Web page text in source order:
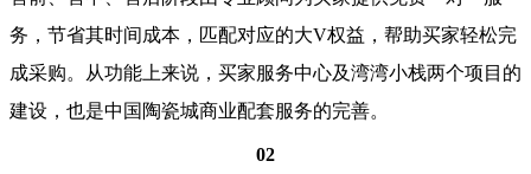
务，节省其时间成本，匹配对应的大V权益，帮助买家轻松完
成采购。从功能上来说，买家服务中心及湾湾小栈两个项目的
建设，也是中国陶瓷城商业配套服务的完善。
02